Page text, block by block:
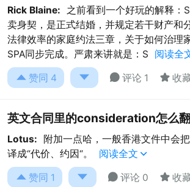
Rick Blaine:
之前看到一个好玩的解释：
卖身契，是正式结婚，并规定若干财产和
法律效率的家庭约法三章，关于如何治理
SPA同步完成。严肃来讲就是：S
阅读全
 赞同 4   评论 1  收
英文合同里的consideration怎么
Lotus:
附加一点哈，一般香港文件中会
译成“代价、约因“。
阅读全文 
 赞同 1   评论 0  收